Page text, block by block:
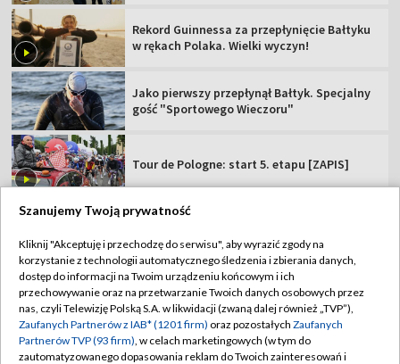
Rekord Guinnessa za przepłynięcie Bałtyku
w rękach Polaka. Wielki wyczyn!
Jako pierwszy przepłynął Bałtyk. Specjalny
gość "Sportowego Wieczoru"
Tour de Pologne: start 5. etapu [ZAPIS]
TVP
Abonament TVP
Sklep TVP
Biuro Reklamy
Regulamin TVP
Polityka prywatności
Moje zgody
Szanujemy Twoją prywatność
Kliknij "Akceptuję i przechodzę do serwisu", aby wyrazić zgody na
korzystanie z technologii automatycznego śledzenia i zbierania danych,
dostęp do informacji na Twoim urządzeniu końcowym i ich
przechowywanie oraz na przetwarzanie Twoich danych osobowych przez
nas, czyli Telewizję Polską S.A. w likwidacji (zwaną dalej również „TVP”),
Zaufanych Partnerów z IAB* (1201 firm) oraz pozostałych Zaufanych
Partnerów TVP (93 firm), w celach marketingowych (w tym do
zautomatyzowanego dopasowania reklam do Twoich zainteresowań i